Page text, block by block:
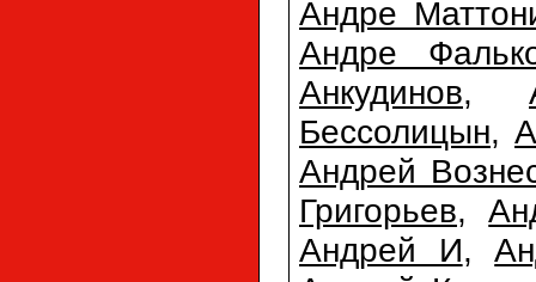
Андре
Андре
Анкудинов,
Бессолицын,
Андрей
Григорьев,
Андрей И,